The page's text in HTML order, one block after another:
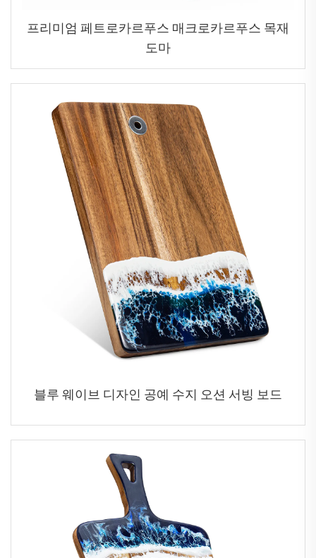
프리미엄 페트로카르푸스 매크로카르푸스 목재
도마
블루 웨이브 디자인 ‌공예 수지 오션 서빙 보드